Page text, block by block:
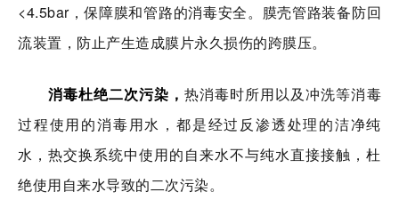
<4.5bar，保障膜和管路的消毒安全。 膜壳管路装备防回
流装置，防止产生造成膜片永久损伤的跨膜压。
消毒杜绝二次污染，热消毒时所用以及冲洗等消毒
过程使用的消毒用水，都是经过反渗透处理的洁净纯
水，热交换系统中使用的自来水不与纯水直接接触，杜
绝使用自来水导致的二次污染。